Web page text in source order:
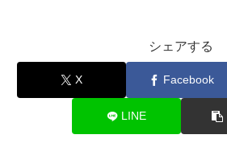
シェアする
X Facebook
LINE